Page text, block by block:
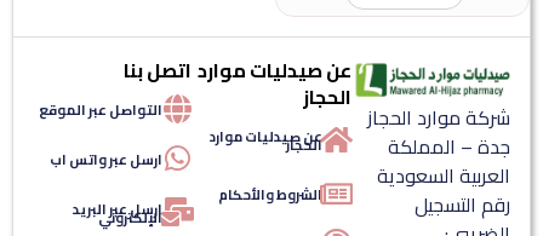
شركة موارد الحجاز
جدة – المملكة
العربية السعودية
رقم التسجيل
عن صيدليات موارد
الحجاز
عن صيدليات موارد
الحجاز
الشروط والأحكام
اتصل بنا
التواصل عبر الموقع
ارسل عبر واتس اب
ارسل عبر البريد
الإلكتروني